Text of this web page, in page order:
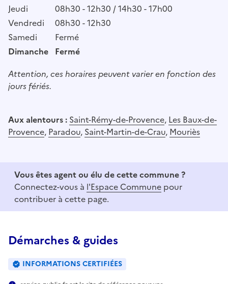
Jeudi
08h30 - 12h30 / 14h30 - 17h00
Vendredi
08h30 - 12h30
Samedi
Fermé
Dimanche Fermé
Attention, ces horaires peuvent varier en fonction des
jours fériés.
Aux alentours : Saint-Rémy-de-Provence, Les Baux-de-
Provence, Paradou, Saint-Martin-de-Crau, Mouriès
Vous êtes agent ou élu de cette commune ?
Connectez-vous à l'Espace Commune pour
contribuer à cette page.
Démarches & guides
INFORMATIONS CERTIFIÉES